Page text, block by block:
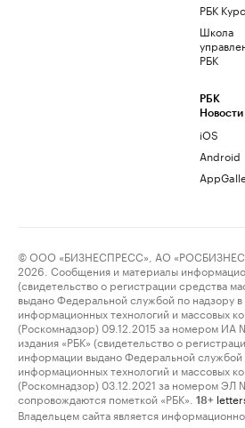
РБК
Школа
РБК
РБК
Новости
iOS
Android
© ООО «БИЗНЕСПРЕСС», АО
2026. Сообщения и материалы
(свидетельство о регистрации средства
выдано Федеральной службой по надзору в
информационных технологий и массовых
(Роскомнадзор) 09.12.2015 за номером
издания «РБК» (свидетельство о
информации выдано Федеральной службой
информационных технологий и массовых
(Роскомнадзор) 03.12.2021 за номером
сопровождаются пометкой «РБК».
18+
Владельцем сайта является